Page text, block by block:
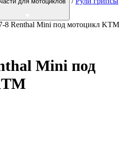
8 Renthal Mini под мотоцикл KTM
Mini под